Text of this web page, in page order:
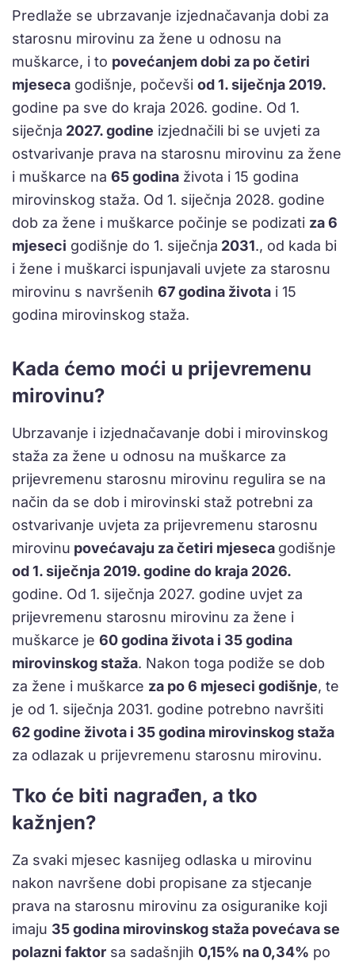
Predlaže se ubrzavanje izjednačavanja dobi za
starosnu mirovinu za žene u odnosu na
muškarce, i to povećanjem dobi za po četiri
mjeseca godišnje, počevši od 1. siječnja 2019.
godine pa sve do kraja 2026. godine. Od 1.
siječnja 2027. godine izjednačili bi se uvjeti za
ostvarivanje prava na starosnu mirovinu za žene
i muškarce na 65 godina života i 15 godina
mirovinskog staža. Od 1. siječnja 2028. godine
dob za žene i muškarce počinje se podizati za 6
mjeseci godišnje do 1. siječnja 2031., od kada bi
i žene i muškarci ispunjavali uvjete za starosnu
mirovinu s navršenih 67 godina života i 15
godina mirovinskog staža.
Kada ćemo moći u prijevremenu
mirovinu?
Ubrzavanje i izjednačavanje dobi i mirovinskog
staža za žene u odnosu na muškarce za
prijevremenu starosnu mirovinu regulira se na
način da se dob i mirovinski staž potrebni za
ostvarivanje uvjeta za prijevremenu starosnu
mirovinu povećavaju za četiri mjeseca godišnje
od 1. siječnja 2019. godine do kraja 2026.
godine. Od 1. siječnja 2027. godine uvjet za
prijevremenu starosnu mirovinu za žene i
muškarce je 60 godina života i 35 godina
mirovinskog staža. Nakon toga podiže se dob
za žene i muškarce za po 6 mjeseci godišnje, te
je od 1. siječnja 2031. godine potrebno navršiti
62 godine života i 35 godina mirovinskog staža
za odlazak u prijevremenu starosnu mirovinu.
Tko će biti nagrađen, a tko
kažnjen?
Za svaki mjesec kasnijeg odlaska u mirovinu
nakon navršene dobi propisane za stjecanje
prava na starosnu mirovinu za osiguranike koji
imaju 35 godina mirovinskog staža povećava se
polazni faktor sa sadašnjih 0,15% na 0,34% po